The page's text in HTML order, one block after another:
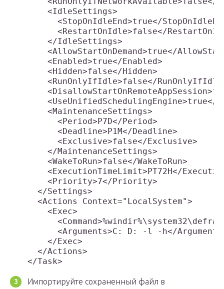
    <IdleSettings>
<StopOnIdleEnd>true</
<RestartOnIdle>false</
    </IdleSettings>
<AllowStartOnDemand>true</
    <Enabled>true</Enabled>
    <Hidden>false</Hidden>
<RunOnlyIfIdle>false</
<UseUnifiedSchedulingEngine>true</
    <MaintenanceSettings>
      <Period>P7D</Period>
      <Deadline>P1M</Deadline>
      <Exclusive>false</Exclusive>
    </MaintenanceSettings>
    <WakeToRun>false</WakeToRun>
<ExecutionTimeLimit>PT72H</
    <Priority>7</Priority>
  </Settings>
  <Actions Context="LocalSystem">
    <Exec>
<Arguments>C: D: -l -h</
    </Exec>
  </Actions>
Импортируйте сохраненный файл в